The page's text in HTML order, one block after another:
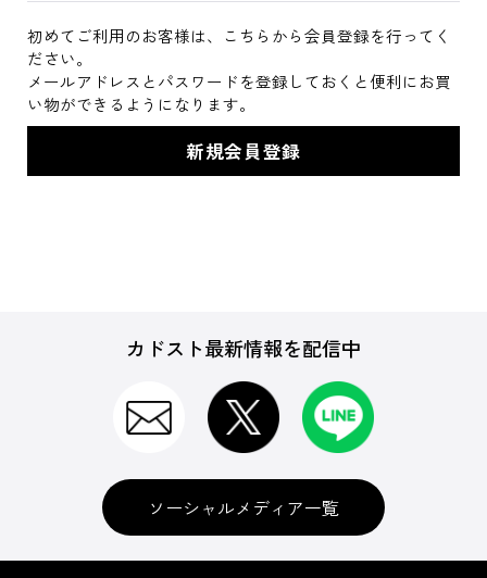
初めてご利用のお客様は、こちらから会員登録を行ってく
ださい。
メールアドレスとパスワードを登録しておくと便利にお買
い物ができるようになります。
カドスト最新情報を配信中
ソーシャルメディア一覧